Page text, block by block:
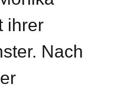
ihrer
Nach